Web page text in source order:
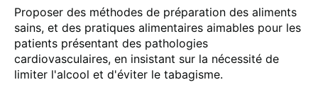
Proposer des méthodes de préparation des aliments
sains, et des pratiques alimentaires aimables pour les
patients présentant des pathologies
cardiovasculaires, en insistant sur la nécessité de
limiter l'alcool et d'éviter le tabagisme.